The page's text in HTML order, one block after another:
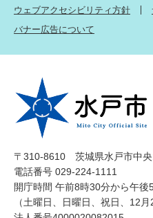
ウェブアクセシビリティ方針
バナー広告について
〒310-8610 茨城県水戸市中央
電話番号 029-224-1111
開庁時間 午前8時30分から午後
（土曜日、日曜日、祝日、12